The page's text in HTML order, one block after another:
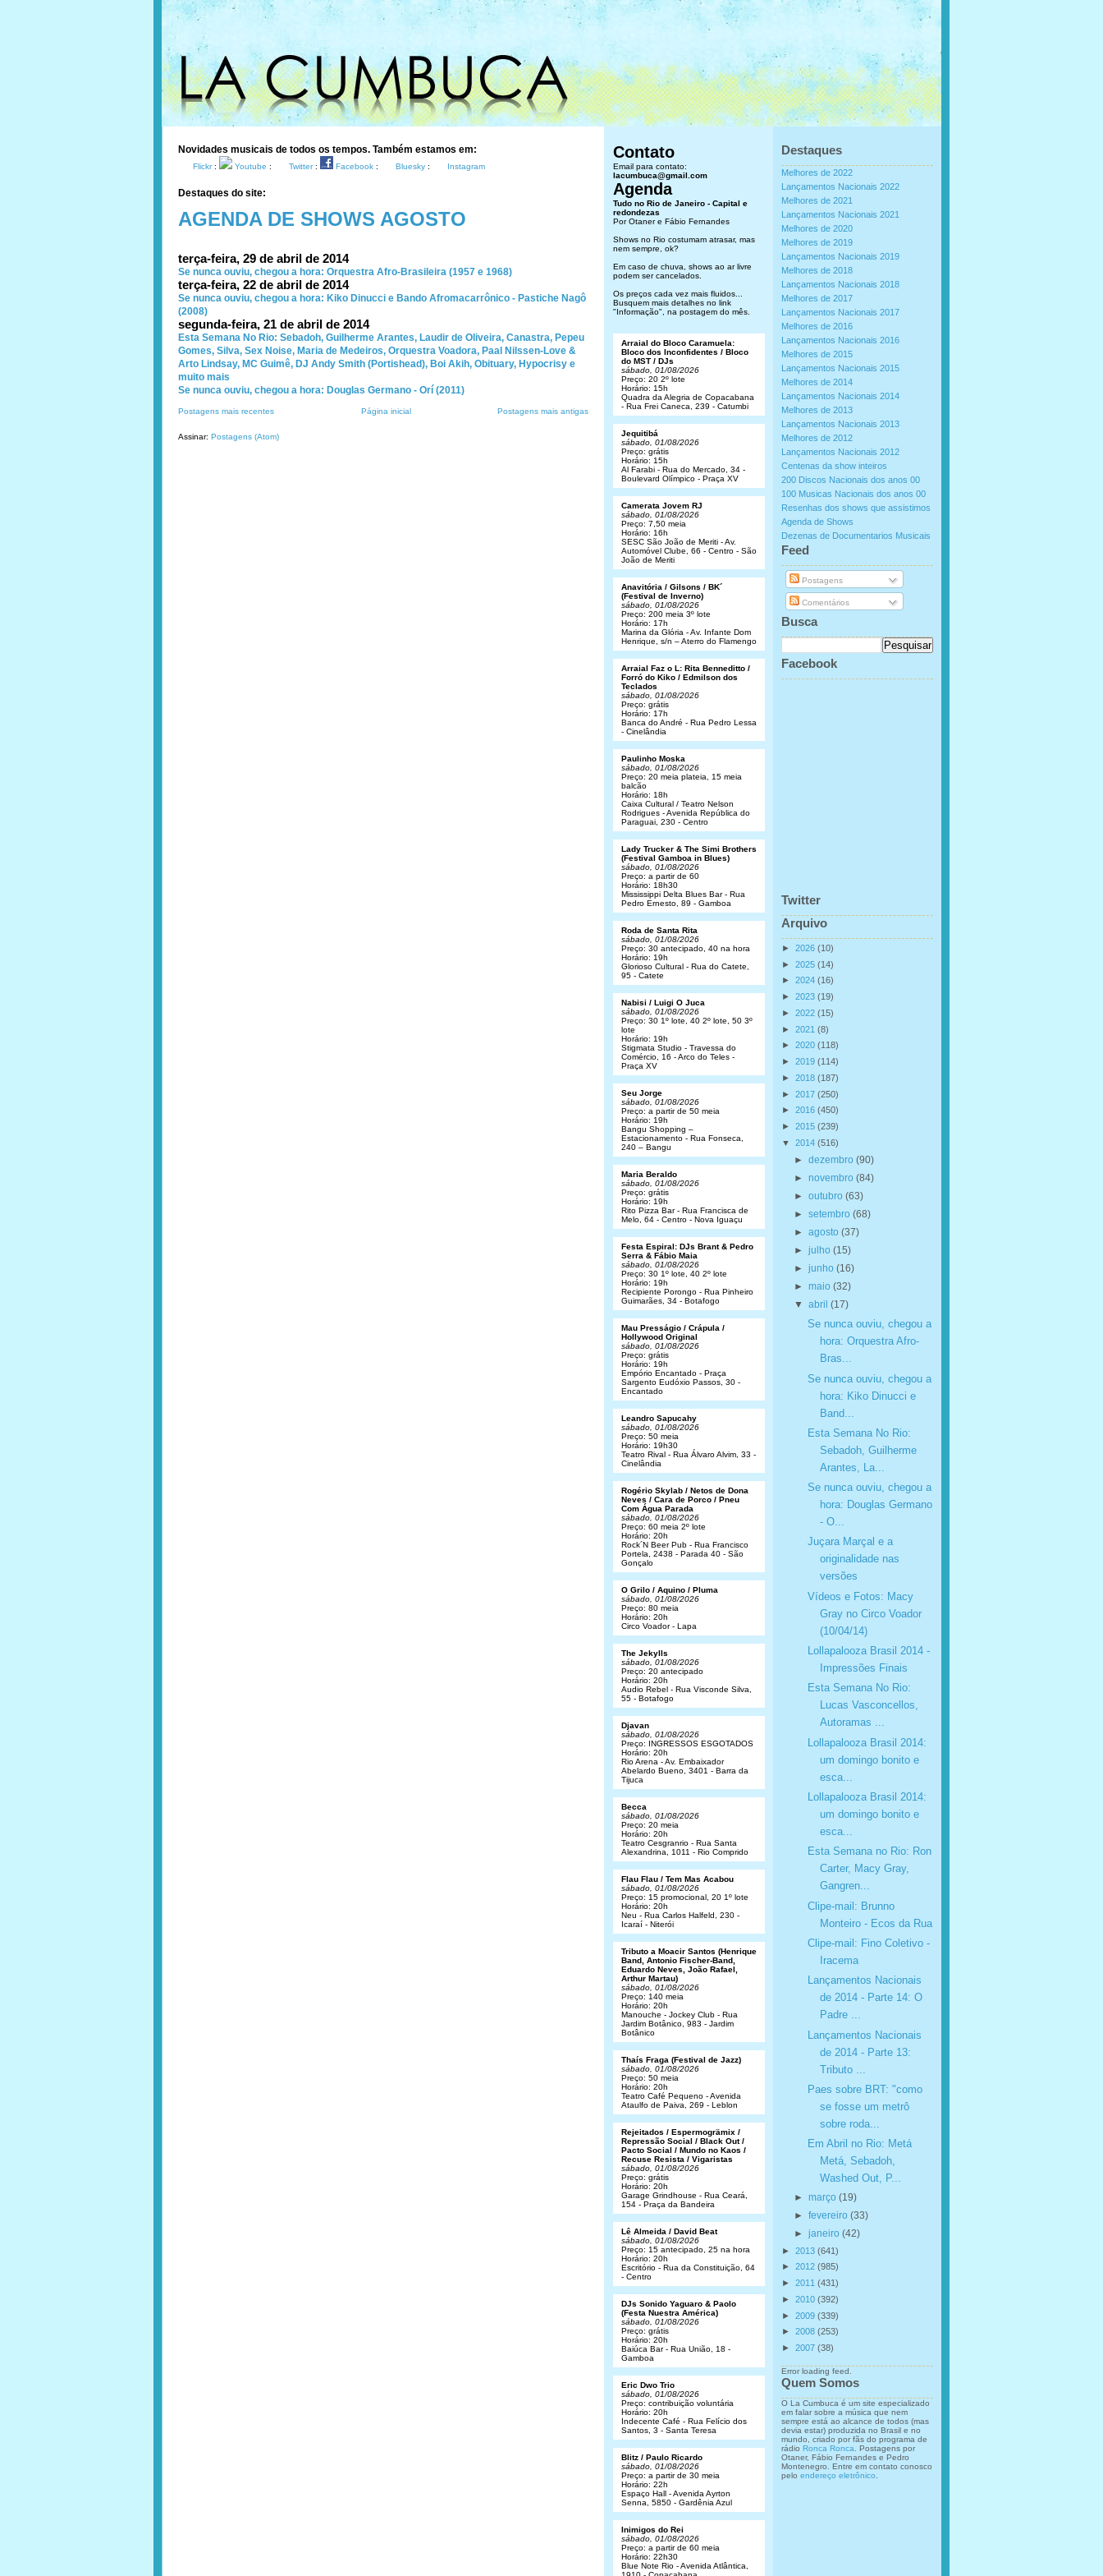
Novidades musicais de todos os tempos. Também estamos em:
Flickr: Youtube : Twitter: Facebook : Bluesky : Instagram
Destaques do site:
AGENDA DE SHOWS AGOSTO
terça-feira, 29 de abril de 2014
Se nunca ouviu, chegou a hora: Orquestra Afro-Brasileira (1957 e 1968)
terça-feira, 22 de abril de 2014
Se nunca ouviu, chegou a hora: Kiko Dinucci e Bando Afromacarrônico - Pastiche Nagô
(2008)
segunda-feira, 21 de abril de 2014
Esta Semana No Rio: Sebadoh, Guilherme Arantes, Laudir de Oliveira, Canastra, Pepeu
Gomes, Silva, Sex Noise, Maria de Medeiros, Orquestra Voadora, Paal Nilssen-Love &
Arto Lindsay, MC Guimê, DJ Andy Smith (Portishead), Boi Akih, Obituary, Hypocrisy e
muito mais
Se nunca ouviu, chegou a hora: Douglas Germano - Orí (2011)
Postagens mais recentes Postagens mais antigas
Página inicial
Assinar: Postagens (Atom)
Destaques
Melhores de 2022
Lançamentos Nacionais 2022
Melhores de 2021
Lançamentos Nacionais 2021
Melhores de 2020
Melhores de 2019
Lançamentos Nacionais 2019
Melhores de 2018
Lançamentos Nacionais 2018
Melhores de 2017
Lançamentos Nacionais 2017
Melhores de 2016
Lançamentos Nacionais 2016
Melhores de 2015
Lançamentos Nacionais 2015
Melhores de 2014
Lançamentos Nacionais 2014
Melhores de 2013
Lançamentos Nacionais 2013
Melhores de 2012
Lançamentos Nacionais 2012
Centenas da show inteiros
200 Discos Nacionais dos anos 00
100 Musicas Nacionais dos anos 00
Resenhas dos shows que assistimos
Agenda de Shows
Dezenas de Documentarios Musicais
Feed
Postagens
Comentários
Busca
Facebook
Twitter
Arquivo
► 2026 (10)
► 2025 (14)
► 2024 (16)
► 2023 (19)
► 2022 (15)
► 2021 (8)
► 2020 (118)
► 2019 (114)
► 2018 (187)
► 2017 (250)
► 2016 (450)
► 2015 (239)
▼ 2014 (516)
► dezembro (90)
► novembro (84)
► outubro (63)
► setembro (68)
► agosto (37)
► julho (15)
► junho (16)
► maio (32)
▼ abril (17)
Se nunca ouviu, chegou a
hora: Orquestra Afro-
Bras...
Se nunca ouviu, chegou a
hora: Kiko Dinucci e
Band...
Esta Semana No Rio:
Sebadoh, Guilherme
Arantes, La...
Se nunca ouviu, chegou a
hora: Douglas Germano
- O...
Juçara Marçal e a
originalidade nas
versões
Vídeos e Fotos: Macy
Gray no Circo Voador
(10/04/14)
Lollapalooza Brasil 2014 -
Impressões Finais
Esta Semana No Rio:
Lucas Vasconcellos,
Autoramas ...
Lollapalooza Brasil 2014:
um domingo bonito e
esca...
Lollapalooza Brasil 2014:
um domingo bonito e
esca...
Esta Semana no Rio: Ron
Carter, Macy Gray,
Gangren...
Clipe-mail: Brunno
Monteiro - Ecos da Rua
Clipe-mail: Fino Coletivo -
Iracema
Lançamentos Nacionais
de 2014 - Parte 14: O
Padre ...
Lançamentos Nacionais
de 2014 - Parte 13:
Tributo ...
Paes sobre BRT: "como
se fosse um metrô
sobre roda...
Em Abril no Rio: Metá
Metá, Sebadoh,
Washed Out, P...
► março (19)
► fevereiro (33)
► janeiro (42)
► 2013 (641)
► 2012 (985)
► 2011 (431)
► 2010 (392)
► 2009 (339)
► 2008 (253)
► 2007 (38)
Error loading feed.
Quem Somos
O La Cumbuca é um site especializado
em falar sobre a música que nem
sempre está ao alcance de todos (mas
devia estar) produzida no Brasil e no
mundo, criado por fãs do programa de
rádio Ronca Ronca . Postagens por
Otaner, Fábio Fernandes e Pedro
Montenegro. Entre em contato conosco
pelo endereço eletrônico
Contato
Email para contato:
lacumbuca@gmail.com
Agenda
Tudo no Rio de Janeiro - Capital e
redondezas
Por Otaner e Fábio Fernandes
Shows no Rio costumam atrasar, mas
nem sempre, ok?
Em caso de chuva, shows ao ar livre
podem ser cancelados.
Os preços cada vez mais fluidos...
Busquem mais detalhes no link
"Informação", na postagem do mês.
Arraial do Bloco Caramuela:
Bloco dos Inconfidentes / Bloco
do MST / DJs
sábado, 01/08/2026
Preço: 20 2º lote
Horário: 15h
Quadra da Alegria de Copacabana
- Rua Frei Caneca, 239 - Catumbi
Jequitibá
sábado, 01/08/2026
Preço: grátis
Horário: 15h
Al Farabi - Rua do Mercado, 34 -
Boulevard Olímpico - Praça XV
Camerata Jovem RJ
sábado, 01/08/2026
Preço: 7,50 meia
Horário: 16h
SESC São João de Meriti - Av.
Automóvel Clube, 66 - Centro - São
João de Meriti
Anavitória / Gilsons / BK´
(Festival de Inverno)
sábado, 01/08/2026
Preço: 200 meia 3º lote
Horário: 17h
Marina da Glória - Av. Infante Dom
Henrique, s/n – Aterro do Flamengo
Arraial Faz o L: Rita Benneditto /
Forró do Kiko / Edmilson dos
Teclados
sábado, 01/08/2026
Preço: grátis
Horário: 17h
Banca do André - Rua Pedro Lessa
- Cinelândia
Paulinho Moska
sábado, 01/08/2026
Preço: 20 meia plateia, 15 meia
balcão
Horário: 18h
Caixa Cultural / Teatro Nelson
Rodrigues - Avenida República do
Paraguai, 230 - Centro
Lady Trucker & The Simi Brothers
(Festival Gamboa in Blues)
sábado, 01/08/2026
Preço: a partir de 60
Horário: 18h30
Mississippi Delta Blues Bar - Rua
Pedro Ernesto, 89 - Gamboa
Roda de Santa Rita
sábado, 01/08/2026
Preço: 30 antecipado, 40 na hora
Horário: 19h
Glorioso Cultural - Rua do Catete,
95 - Catete
Nabisi / Luigi O Juca
sábado, 01/08/2026
Preço: 30 1º lote, 40 2º lote, 50 3º
lote
Horário: 19h
Stigmata Studio - Travessa do
Comércio, 16 - Arco do Teles -
Praça XV
Seu Jorge
sábado, 01/08/2026
Preço: a partir de 50 meia
Horário: 19h
Bangu Shopping –
Estacionamento - Rua Fonseca,
240 – Bangu
Maria Beraldo
sábado, 01/08/2026
Preço: grátis
Horário: 19h
Rito Pizza Bar - Rua Francisca de
Melo, 64 - Centro - Nova Iguaçu
Festa Espiral: DJs Brant & Pedro
Serra & Fábio Maia
sábado, 01/08/2026
Preço: 30 1º lote, 40 2º lote
Horário: 19h
Recipiente Porongo - Rua Pinheiro
Guimarães, 34 - Botafogo
Mau Presságio / Crápula /
Hollywood Original
sábado, 01/08/2026
Preço: grátis
Horário: 19h
Empório Encantado - Praça
Sargento Eudóxio Passos, 30 -
Encantado
Leandro Sapucahy
sábado, 01/08/2026
Preço: 50 meia
Horário: 19h30
Teatro Rival - Rua Álvaro Alvim, 33 -
Cinelândia
Rogério Skylab / Netos de Dona
Neves / Cara de Porco / Pneu
Com Água Parada
sábado, 01/08/2026
Preço: 60 meia 2º lote
Horário: 20h
Rock´N Beer Pub - Rua Francisco
Portela, 2438 - Parada 40 - São
Gonçalo
O Grilo / Aquino / Pluma
sábado, 01/08/2026
Preço: 80 meia
Horário: 20h
Circo Voador - Lapa
The Jekylls
sábado, 01/08/2026
Preço: 20 antecipado
Horário: 20h
Audio Rebel - Rua Visconde Silva,
55 - Botafogo
Djavan
sábado, 01/08/2026
Preço: INGRESSOS ESGOTADOS
Horário: 20h
Rio Arena - Av. Embaixador
Abelardo Bueno, 3401 - Barra da
Tijuca
Becca
sábado, 01/08/2026
Preço: 20 meia
Horário: 20h
Teatro Cesgranrio - Rua Santa
Alexandrina, 1011 - Rio Comprido
Flau Flau / Tem Mas Acabou
sábado, 01/08/2026
Preço: 15 promocional, 20 1º lote
Horário: 20h
Neu - Rua Carlos Halfeld, 230 -
Icaraí - Niterói
Tributo a Moacir Santos (Henrique
Band, Antonio Fischer-Band,
Eduardo Neves, João Rafael,
Arthur Martau)
sábado, 01/08/2026
Preço: 140 meia
Horário: 20h
Manouche - Jockey Club - Rua
Jardim Botânico, 983 - Jardim
Botânico
Thaís Fraga (Festival de Jazz)
sábado, 01/08/2026
Preço: 50 meia
Horário: 20h
Teatro Café Pequeno - Avenida
Ataulfo de Paiva, 269 - Leblon
Rejeitados / Espermogrämix /
Repressão Social / Black Out /
Pacto Social / Mundo no Kaos /
Recuse Resista / Vigaristas
sábado, 01/08/2026
Preço: grátis
Horário: 20h
Garage Grindhouse - Rua Ceará,
154 - Praça da Bandeira
Lê Almeida / David Beat
sábado, 01/08/2026
Preço: 15 antecipado, 25 na hora
Horário: 20h
Escritório - Rua da Constituição, 64
- Centro
DJs Sonido Yaguaro & Paolo
(Festa Nuestra América)
sábado, 01/08/2026
Preço: grátis
Horário: 20h
Baiúca Bar - Rua União, 18 -
Gamboa
Eric Dwo Trio
sábado, 01/08/2026
Preço: contribuição voluntária
Horário: 20h
Indecente Café - Rua Felício dos
Santos, 3 - Santa Teresa
Blitz / Paulo Ricardo
sábado, 01/08/2026
Preço: a partir de 30 meia
Horário: 22h
Espaço Hall - Avenida Ayrton
Senna, 5850 - Gardênia Azul
Inimigos do Rei
sábado, 01/08/2026
Preço: a partir de 60 meia
Horário: 22h30
Blue Note Rio - Avenida Atlântica,